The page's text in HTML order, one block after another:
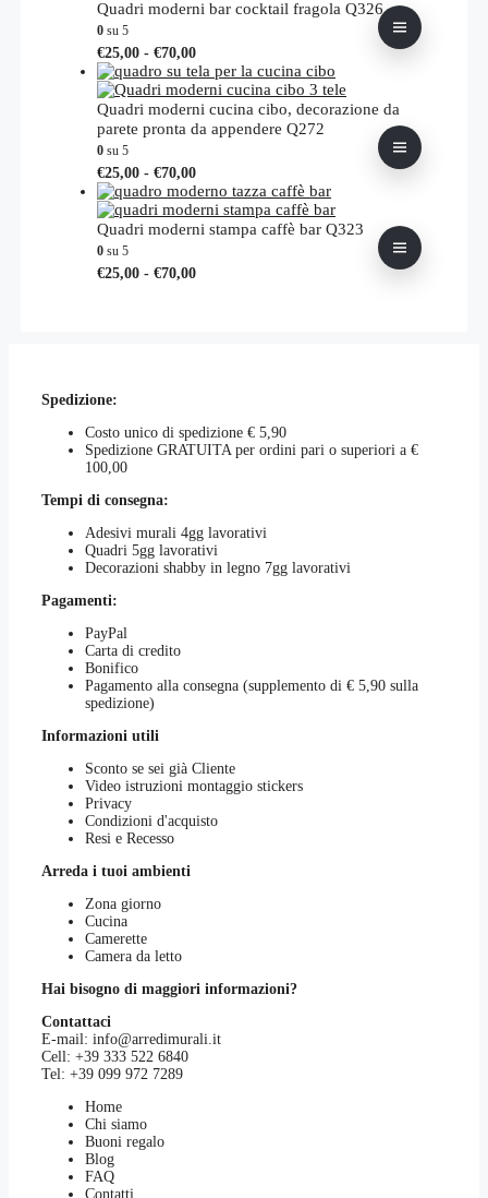
Quadri moderni bar cocktail fragola Q326
0 su 5
€25,00 - €70,00Fascia
di
prezzo:
da
€25,00
a
Questo
prodotto
ha
più
varianti.
possono
essere
scelte
nella
del
Quadri moderni cucina cibo, decorazione da
parete pronta da appendere Q272
0 su 5
€25,00 - €70,00Fascia
di
prezzo:
da
€70,00
Questo
prodotto
ha
più
Quadri moderni stampa caffè bar Q323
0 su 5
€25,00 - €70,00Fascia
Questo
scelte
nella
Spedizione:
Costo unico di spedizione € 5,90
Spedizione GRATUITA per ordini pari o superiori a €
100,00
Tempi di consegna:
Adesivi murali 4gg lavorativi
Quadri 5gg lavorativi
Decorazioni shabby in legno 7gg lavorativi
Pagamenti:
PayPal
Carta di credito
Bonifico
Pagamento alla consegna (supplemento di € 5,90 sulla
spedizione)
Informazioni utili
Sconto se sei già Cliente
Video istruzioni montaggio stickers
Privacy
Condizioni d'acquisto
Resi e Recesso
Arreda i tuoi ambienti
Zona giorno
Cucina
Camerette
Camera da letto
Hai bisogno di maggiori informazioni?
Contattaci
E-mail: info@arredimurali.it
Cell: +39 333 522 6840
Tel: +39 099 972 7289
Home
Chi siamo
Buoni regalo
Blog
FAQ
Contatti